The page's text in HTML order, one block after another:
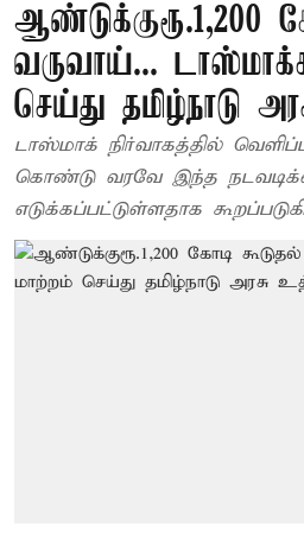
ஆண்டுக்குரூ.1,200
வருவாய்...
செய்து தமிழ்நாடு
டாஸ்மாக் நிர்வாகத்தில்
கொண்டு வரவே இந்த
எடுக்கப்பட்டுள்ளதாக